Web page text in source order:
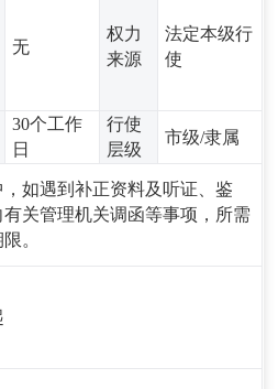
无
权力
来源
法定本级行
使
30个工作
日
行使
层级
市级/隶属
如遇到补正资料及听证、鉴
关管理机关调函等事项，所需
。